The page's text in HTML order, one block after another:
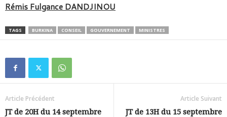
Rémis Fulgance DANDJINOU
TAGS BURKINA CONSEIL GOUVERNEMENT MINISTRES
Article Précédent
JT de 20H du 14 septembre
Article Suivant
JT de 13H du 15 septembre